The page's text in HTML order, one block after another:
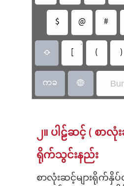
$
@ #
 [
•
( )
ကခ

၂။ ပါဠ်ဆင့် ( စာလုံး
ရိုက်သွင်းနည်း
စာလုံးဆင့်များရိုက်